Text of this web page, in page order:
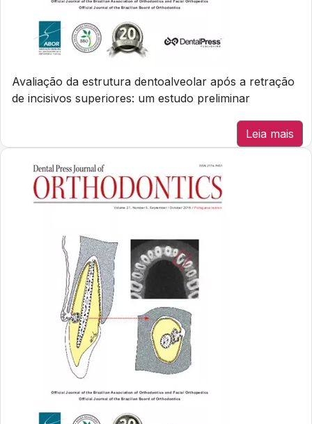
Avaliação da estrutura dentoalveolar após a retração
de incisivos superiores: um estudo preliminar
Leia mais